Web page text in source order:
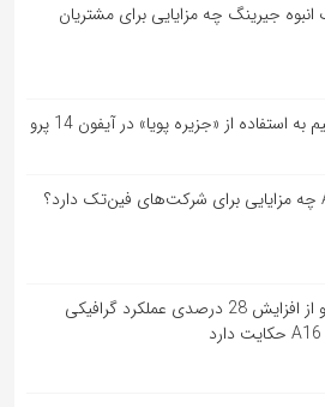
جیرینگ چه مزایایی برای مشتریان
اپل ظاهرا در لحظه آخر تصمیم به استفاده از «جزیره پویا» در آیفون 14 پرو
بنچمارک آنتوتو از افزایش 28 درصدی عملکرد گرافیکی